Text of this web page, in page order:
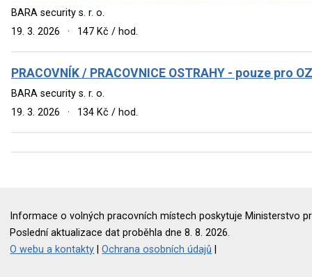
BARA security s. r. o.
19. 3. 2026
· 147 Kč / hod.
PRACOVNÍK / PRACOVNICE OSTRAHY - pouze pro
BARA security s. r. o.
19. 3. 2026
· 134 Kč / hod.
Informace o volných pracovních místech poskytuje Ministerstvo
Poslední aktualizace dat proběhla dne 8. 8. 2026.
O webu a kontakty |Ochrana osobních údajů